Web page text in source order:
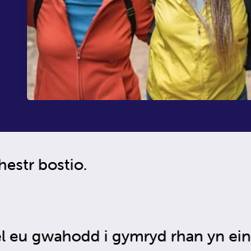
bostio.
eu gwahodd i gymryd rhan yn ein